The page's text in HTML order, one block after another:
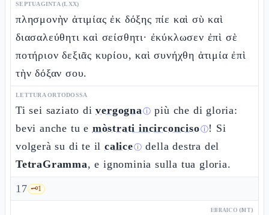
SEPTUAGINTA (LXX)
πλησμονὴν ἀτιμίας ἐκ δόξης πίε καὶ σὺ καὶ
διασαλεύθητι καὶ σείσθητι· ἐκύκλωσεν ἐπὶ σὲ
ποτήριον δεξιᾶς κυρίου, καὶ συνήχθη ἀτιμία ἐπὶ
τὴν δόξαν σου.
LETTURA ORTODOSSA
Ti sei saziato divergognaⓘ più che di gloria:
bevi anche tu e mòstrati incirconcisoⓘ! Si
volgerà su di te ilcaliceⓘ della destra del
TetraGramma, e ignominia sulla tua gloria.
17 🗝️1
EBRAICO (MT)